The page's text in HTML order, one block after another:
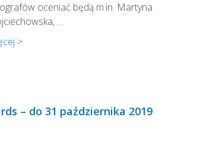
oceniać będą m.in. Martyna
…
>
– do 31 października 2019